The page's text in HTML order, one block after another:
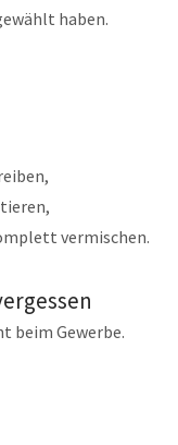
haben.
vermischen.
beim Gewerbe.